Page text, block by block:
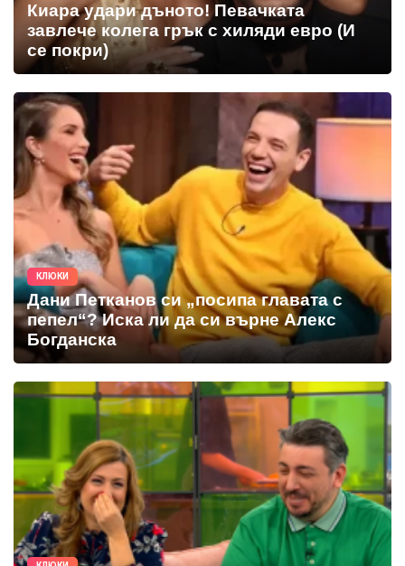
Киара удари дъното! Певачката
завлече колега грък с хиляди евро (И
се покри)
КЛЮКИ
Дани Петканов си „посипа главата с
пепел“? Иска ли да си върне Алекс
Богданска